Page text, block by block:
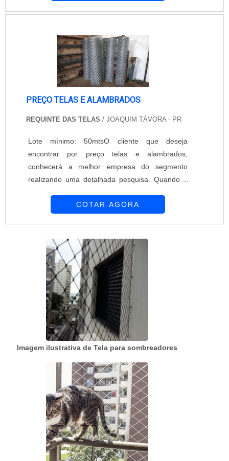
especializadas. Esse tipo de cuidado ajuda a
materiais, além de evitar prejuízos com subst...
PREÇO TELAS E ALAMBRADOS
REQUINTE DAS TELAS / JOAQUIM TÁVORA - PR
Lote mínimo: 50mtsO cliente que deseja
encontrar por preço telas e alambrados,
conhecerá a melhor empresa do segmento
realizando uma detalhada pesquisa. Quando o
melhor mão de obra da Requinte das Telas
de cada cliente.MAIS SOBRE PREÇO TELAS E
ALAMBRADOSHá muitas maneiras eficientes de
demonstrar competência e ex...
COTAR AGORA
Imagem ilustrativa de Tela para sombreadores